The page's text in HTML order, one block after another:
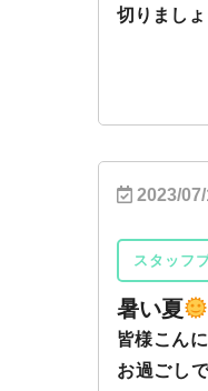
切りまし
2023/
スタッフ
暑い夏
皆様こん
お過ごし